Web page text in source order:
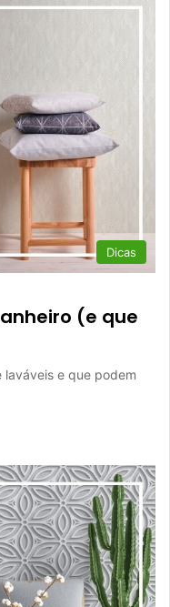
Dicas
(e que
e que podem